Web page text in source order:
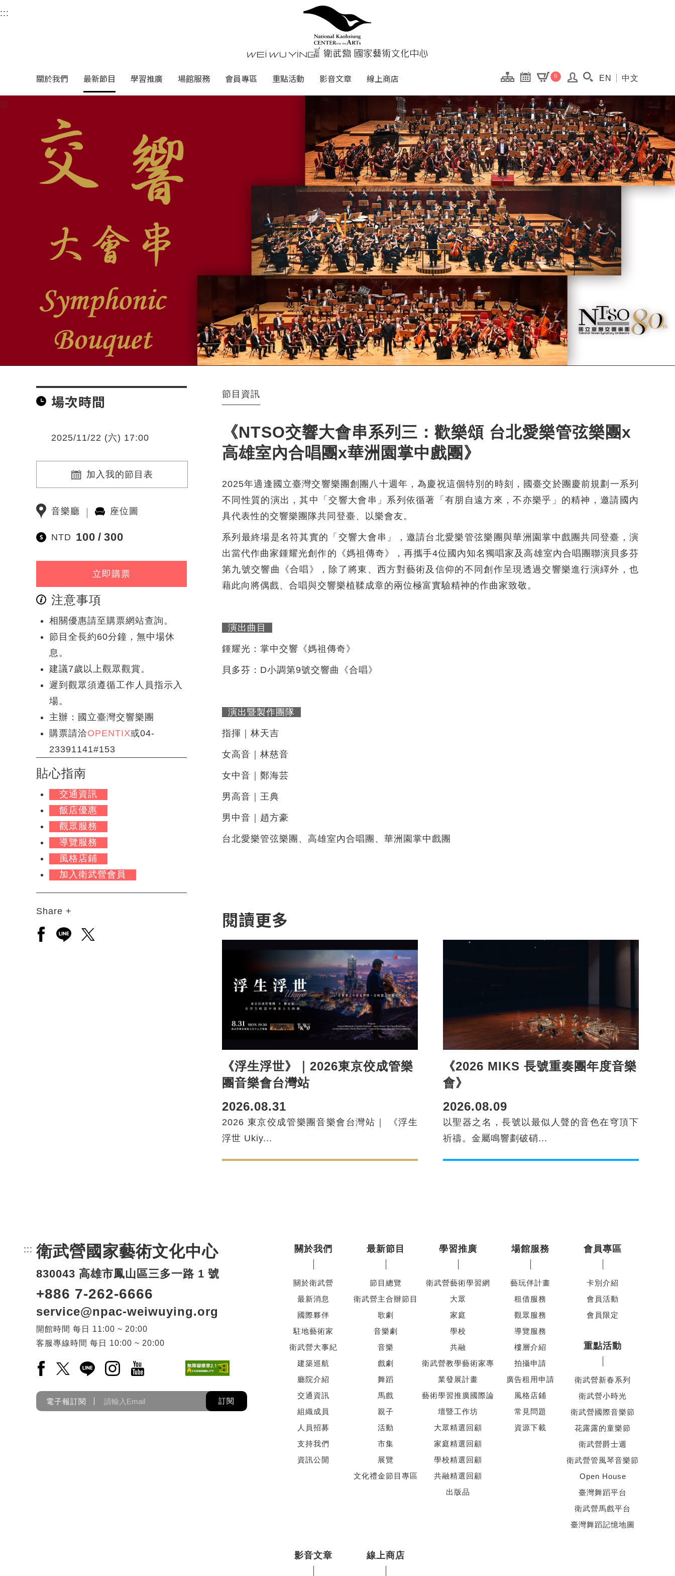
衛武營國家藝術文化中心
中央內容區塊，為本頁主要內容區。
::: 衛武營國家藝術文化中心 National
關於我們 最新節目 學習推廣 場館服務 會員專區 重點活動 影音文章 線上商店 0 搜尋(開啟搜尋視窗)
EN 中文
:::
場次時間
2025/11/22 (六) 17:00
加入我的節目表
音樂廳 座位圖
NTD 100 300
立即購票
注意事項
相關優惠請至購票網站查詢。
節目全長約60分鐘，無中場休
息。
建議7歲以上觀眾觀賞。
遲到觀眾須遵循工作人員指示入
場。
主辦：國立臺灣交響樂團
購票請洽OPENTIX或04-
23391141#153
貼心指南
交通資訊
飯店優惠
觀眾服務
導覽服務
風格店鋪
加入衛武營會員
Share +
另開新視窗分享至facebook
另開新視窗分享至line
另開新視窗分享至twitter
節目資訊
《NTSO交響大會串系列三：歡樂頌 台北愛樂管弦樂團x
高雄室內合唱團x華洲園掌中戲團》
2025年適逢國立臺灣交響樂團創團八十週年，為慶祝這個特別的時刻，國臺交於團慶前規劃一系列
不同性質的演出，其中「交響大會串」系列依循著「有朋自遠方來，不亦樂乎」的精神，邀請國內
具代表性的交響樂團隊共同登臺、以樂會友。
系列最終場是名符其實的「交響大會串」，邀請台北愛樂管弦樂團與華洲園掌中戲團共同登臺，演
出當代作曲家鍾耀光創作的《媽祖傳奇》，再攜手4位國內知名獨唱家及高雄室內合唱團聯演貝多芬
第九號交響曲《合唱》，除了將東、西方對藝術及信仰的不同創作呈現透過交響樂進行演繹外，也
藉此向將偶戲、合唱與交響樂植鞣成章的兩位極富實驗精神的作曲家致敬。
演出曲目
鍾耀光：掌中交響《媽祖傳奇》
貝多芬：D小調第9號交響曲《合唱》
演出暨製作團隊
指揮｜林天吉
女高音｜林慈音
女中音｜鄭海芸
男高音｜王典
男中音｜趙方豪
台北愛樂管弦樂團、高雄室內合唱團、華洲園掌中戲團
閱讀更多
《浮生浮世》｜2026東京佼成管樂
團音樂會台灣站
2026.08.31
2026 東京佼成管樂團音樂會台灣站｜ 《浮生
浮世 Ukiy...
《2026 MIKS 長號重奏團年度音樂
會》
2026.08.09
以聖器之名，長號以最似人聲的音色在穹頂下
祈禱。金屬鳴響劃破硝...
::: 頁尾網站資訊。
衛武營國家藝術文化中心
830043 高雄市鳳山區三多一路 1 號
+886 7-262-6666
service@npac-weiwuying.org
開館時間 每日
11:00 ~ 20:00
客服專線時間 每日 10:00 ~ 20:00
Facebook(另開新視窗)
X(另開新視窗)
LINE(另開新視窗)
Instagram(另開新視窗)
YouTube(另開新視窗)
電子報訂閱 訂閱
關於我們
關於衛武營
最新消息
國際夥伴
駐地藝術家
衛武營大事紀
建築巡航
廳院介紹
交通資訊
組織成員
人員招募
支持我們
資訊公開
最新節目
節目總覽
衛武營主合辦節目
歌劇
音樂劇
音樂
戲劇
舞蹈
馬戲
親子
活動
市集
展覽
文化禮金節目專區
學習推廣
衛武營藝術學習網
大眾
家庭
學校
共融
衛武營教學藝術家專
業發展計畫
藝術學習推廣國際論
壇暨工作坊
大眾精選回顧
家庭精選回顧
學校精選回顧
共融精選回顧
出版品
場館服務
藝玩伴計畫
租借服務
觀眾服務
導覽服務
樓層介紹
拍攝申請
廣告租用申請
風格店鋪
常見問題
資源下載
會員專區
卡別介紹
會員活動
會員限定
重點活動
衛武營新春系列
衛武營小時光
衛武營國際音樂節
花露露的童樂節
衛武營爵士週
衛武營管風琴音樂節
Open House
臺灣舞蹈平台
衛武營馬戲平台
臺灣舞蹈記憶地圖
影音文章 線上商店